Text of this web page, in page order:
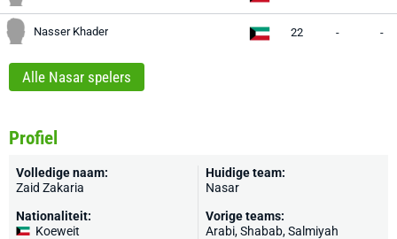
Nasser Khader 22 - -
Alle Nasar spelers
Profiel
Volledige naam:
Zaid Zakaria
Nationaliteit:
Koeweit
Huidige team:
Nasar
Vorige teams:
Arabi, Shabab, Salmiyah